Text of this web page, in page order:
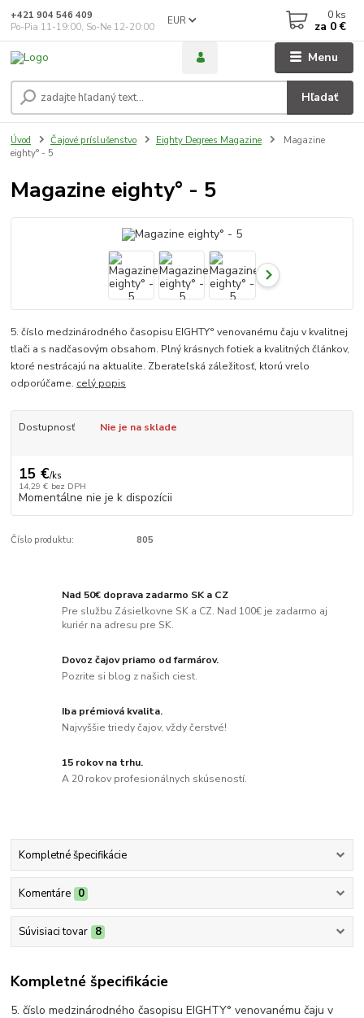
Menu
EUR
Hľadať
+421 904 546 409
Po-Pia 11-19:00, So-Ne 12-20:00
0 ks
za 0 €
Úvod Čajové príslušenstvo Eighty Degrees Magazine
Magazine
eighty° - 5
Magazine eighty° - 5
5. číslo medzinárodného časopisu EIGHTY° venovanému čaju v kvalitnej
tlači a s nadčasovým obsahom. Plný krásnych fotiek a kvalitných článkov,
ktoré nestrácajú na aktualite. Zberateľská záležitosť, ktorú vrelo
odporúčame. celý popis
Dostupnosť Nie je na sklade
15 €/ks
14,29 € bez DPH
Momentálne nie je k dispozícii
Číslo produktu: 805
Nad 50€ doprava zadarmo SK a CZ
Pre službu Zásielkovne SK a CZ. Nad 100€ je zadarmo aj
kuriér na adresu pre SK.
Dovoz čajov priamo od farmárov.
Pozrite si blog z našich ciest.
Iba prémiová kvalita.
Najvyššie triedy čajov, vždy čerstvé!
15 rokov na trhu.
A 20 rokov profesionálnych skúseností.
Kompletné špecifikácie
Komentáre 0
Súvisiaci tovar 8
Kompletné špecifikácie
5. číslo medzinárodného časopisu EIGHTY° venovanému čaju v